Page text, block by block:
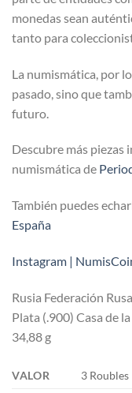
monedas sean
tanto para
La numismática, por
pasado, sino que
futuro.
Descubre más piezas
numismática de
También puedes
España
Instagram |
Rusia Federación
Plata (.900) Casa de
34,88 g
VALOR 3 Roubles